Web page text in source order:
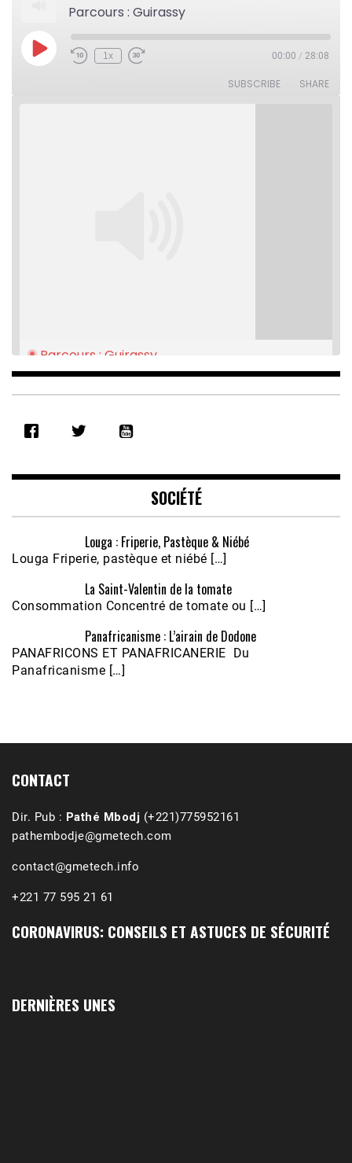
Parcours : Guirassy
Play
Episode
Rewind
1x
Fast
00:00 / 28:08
SUBSCRIBE SHARE
RSS FEED
EMBED
Parcours : Guirassy
Feb 16, 2021 • 28:08
Écoutez le parcours de Claudiane Kapia
Nobana (Podologue)
Feb 24, 2021 • 28mn
1988-1989 :  La polémique de Guidimakha
SOCIÉTÉ
Louga : Friperie, Pastèque & Niébé
Louga Friperie, pastèque et niébé […]
La Saint-Valentin de la tomate
Consommation Concentré de tomate ou […]
Panafricanisme : L’airain de Dodone
PANAFRICONS ET PANAFRICANERIE Du
Panafricanisme […]
CONTACT
Dir. Pub : Pathé Mbodj (+221)775952161
pathembodje@gmetech.com
contact@gmetech.info
+221 77 595 21 61
CORONAVIRUS: CONSEILS ET ASTUCES DE SÉCURITÉ
DERNIÈRES UNES